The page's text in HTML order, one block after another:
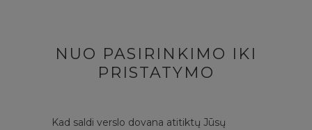
NUO PASIRINKIMO IKI
PRISTATYMO
Kad saldi verslo dovana atitiktų Jūsų